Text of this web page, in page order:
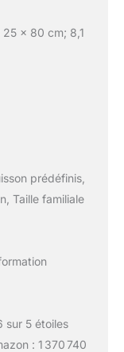
x 80 cm; 8,1
prédéfinis,
Taille familiale
sur 5 étoiles
: 1 370 740